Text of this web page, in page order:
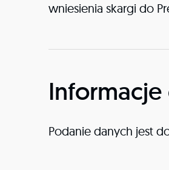
wniesienia skargi do
Podanie danych jest